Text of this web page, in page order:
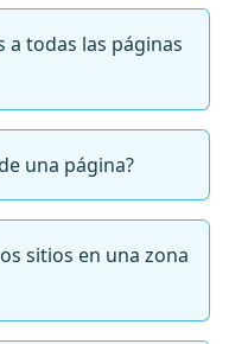
a todas las páginas
una página?
sitios en una zona